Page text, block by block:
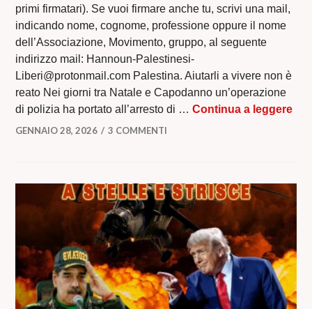
primi firmatari). Se vuoi firmare anche tu, scrivi una mail,
indicando nome, cognome, professione oppure il nome
dell’Associazione, Movimento, gruppo, al seguente
indirizzo mail: Hannoun-Palestinesi-
Liberi@protonmail.com Palestina. Aiutarli a vivere non è
reato Nei giorni tra Natale e Capodanno un’operazione
di polizia ha portato all’arresto di …Continua a leggere
GENNAIO 28, 2026 3 COMMENTI